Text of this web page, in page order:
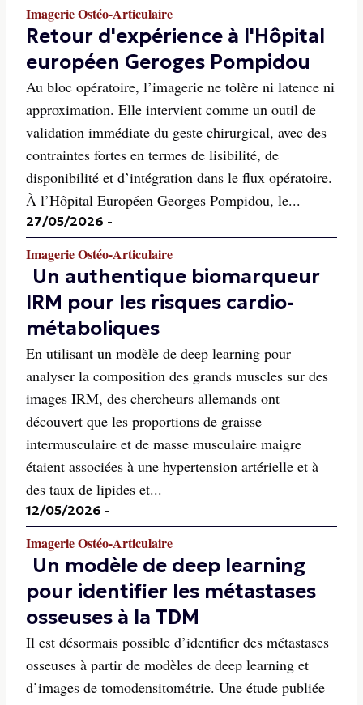
Imagerie Ostéo-Articulaire
Retour d'expérience à l'Hôpital
européen Geroges Pompidou
Au bloc opératoire, l’imagerie ne tolère ni latence ni
approximation. Elle intervient comme un outil de
validation immédiate du geste chirurgical, avec des
contraintes fortes en termes de lisibilité, de
disponibilité et d’intégration dans le flux opératoire.
À l’Hôpital Européen Georges Pompidou, le...
27/05/2026 -
Imagerie Ostéo-Articulaire
Un authentique biomarqueur
IRM pour les risques cardio-
métaboliques
En utilisant un modèle de deep learning pour
analyser la composition des grands muscles sur des
images IRM, des chercheurs allemands ont
découvert que les proportions de graisse
intermusculaire et de masse musculaire maigre
étaient associées à une hypertension artérielle et à
des taux de lipides et...
12/05/2026 -
Imagerie Ostéo-Articulaire
Un modèle de deep learning
pour identifier les métastases
osseuses à la TDM
Il est désormais possible d’identifier des métastases
osseuses à partir de modèles de deep learning et
d’images de tomodensitométrie. Une étude publiée